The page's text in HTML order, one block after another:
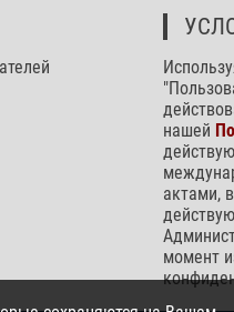
нашей
актами,
момент